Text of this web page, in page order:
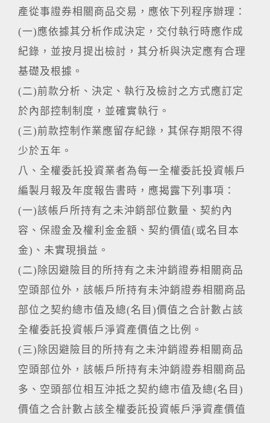
產從事證券相關商品交易，應依下列程序辦理：
(一)應依據其分析作成決定，交付執行時應作成
紀錄，並按月提出檢討，其分析與決定應有合理
基礎及根據。
(二)前款分析、決定、執行及檢討之方式應訂定
於內部控制制度，並確實執行。
(三)前款控制作業應留存紀錄，其保存期限不得
少於五年。
八、全權委託投資業者為每一全權委託投資帳戶
編製月報及年度報告書時，應揭露下列事項：
(一)該帳戶所持有之未沖銷部位數量、契約內
容、保證金及權利金金額、契約價值(或名目本
金)、未實現損益。
(二)除因避險目的所持有之未沖銷證券相關商品
空頭部位外，該帳戶所持有未沖銷證券相關商品
部位之契約總市值及總(名目)價值之合計數占該
全權委託投資帳戶淨資產價值之比例。
(三)除因避險目的所持有之未沖銷證券相關商品
空頭部位外，該帳戶所持有未沖銷證券相關商品
多、空頭部位相互沖抵之契約總市值及總(名目)
價值之合計數占該全權委託投資帳戶淨資產價值